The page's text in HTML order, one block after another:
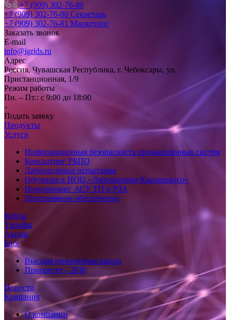
+7 (909) 302-76-80
+7 (909) 302-76-80 Секретарь
+7 (909) 302-76-81 Маркетинг
Заказать звонок
E-mail
info@igrids.ru
Адрес
Россия, Чувашская Республика, г. Чебоксары, ул.
Пристанционная, 1/9
Режим работы
Пн. – Пт.: с 9:00 до 18:00
Подать заявку
Продукты
Услуги
Информационная безопасность промышленных систем
Консалтинг РБПО
Лабораторные испытания
Обучение в НОЦ «Лаборатории Касперского»
Инжиниринг АСУ ТП и РЗА
Программное обеспечение
Кейсы
Тарифы
Акции
Блог
Высшая инженерная школа
Приоритет - 2030
Новости
Компания
О компании